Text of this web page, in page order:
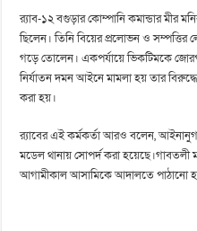
র‍্যাব-১২ বগুড়ার কোম্পানি কমান্ডার মীর
ছিলেন। তিনি বিয়ের প্রলোভন ও সম্পত্তির
গড়ে তোলেন। একপর্যায়ে ভিকটিমকে
নির্যাতন দমন আইনে মামলা হয় তার
করা হয়।
র‍্যাবের এই কর্মকর্তা আরও বলেন,
মডেল থানায় সোপর্দ করা
আগামীকাল আসামিকে আদালতে পাঠানো